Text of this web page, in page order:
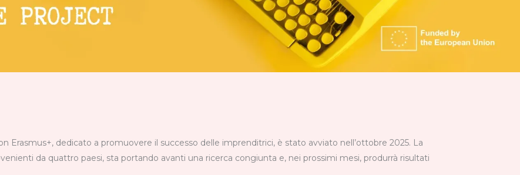
Erasmus+, dedicato a promuovere il successo delle imprenditrici, è stato avviato nell’ottobre 2025. La
da quattro paesi, sta portando avanti una ricerca congiunta e, nei prossimi mesi, produrrà risultati